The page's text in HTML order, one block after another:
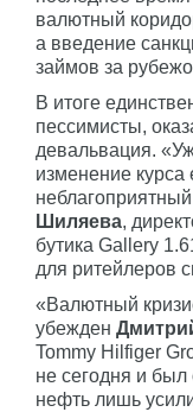
валютный
а введение
займов за
В итоге
пессимисты,
девальвация.
изменение курса
Шиляева,
бутика Gallery
для ритейлеров
«Валютный
убежден
Tommy Hilfiger
не сегодня и
нефть лишь